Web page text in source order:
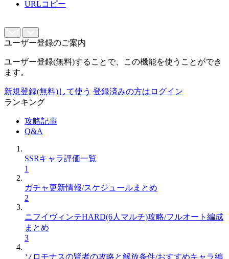
URLコピー
ユーザー登録のご案内
ユーザー登録(無料)することで、この機能を使うことができ
ます。
新規登録(無料)して使う 登録済みの方はログイン
ランキング
攻略記事
Q&A
SSRキャラ評価一覧
1
ガチャ更新情報/スケジュールまとめ
2
ニフイヴィンテHARD(6人マルチ)攻略/フルオート編成
まとめ
3
ソロモナスの賢者の攻略と解放条件/おすすめキャラ編